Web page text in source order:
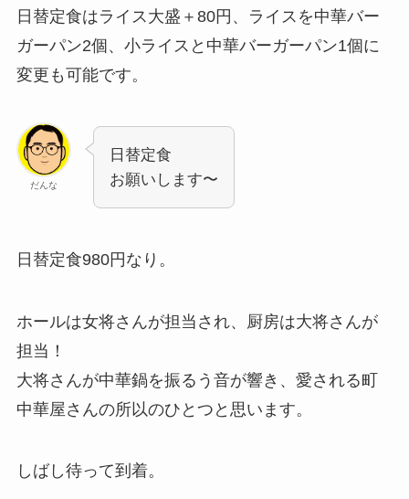
日替定食はライス大盛＋80円、ライスを中華バー
ガーパン2個、小ライスと中華バーガーパン1個に
変更も可能です。
だんな
日替定食
お願いします〜
日替定食980円なり。
ホールは女将さんが担当され、厨房は大将さんが
担当！
大将さんが中華鍋を振るう音が響き、愛される町
中華屋さんの所以のひとつと思います。
しばし待って到着。